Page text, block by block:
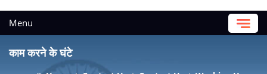
Menu
काम करने के घंटे